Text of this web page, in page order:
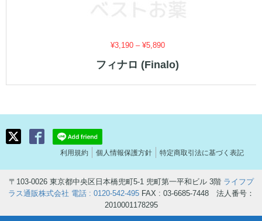
¥3,190 –¥5,890価
帯:
フィナロ (Finalo)
利用規約 個人情報保護方針 特定商取引法に基づく表記
〒103-0026 東京都中央区日本橋兜町5-1 兜町第一平和ビル 3階 ライフプ
ラス通販株式会社 電話 : 0120-542-495FAX : 03-6685-7448 法人番号：
2010001178295